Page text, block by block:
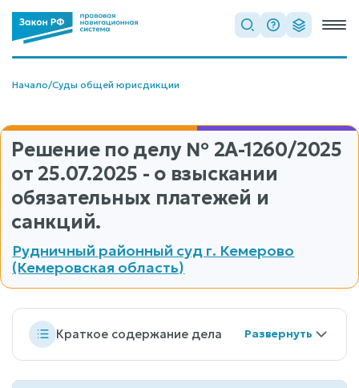
Начало/Суды общей юрисдикции
Решение по делу № 2А-1260/2025
от 25.07.2025 - о взыскании
обязательных платежей и
санкций.
Рудничный районный суд г. Кемерово
(Кемеровская область)
Краткое содержание дела